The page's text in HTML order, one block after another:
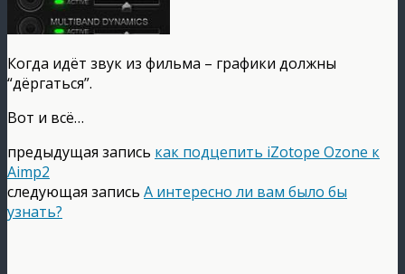
Когда идёт звук из фильма – графики должны
“дёргаться”.
Вот и всё…
предыдущая запись как подцепить iZotope Ozone к
Aimp2
следующая запись А интересно ли вам было бы
узнать?